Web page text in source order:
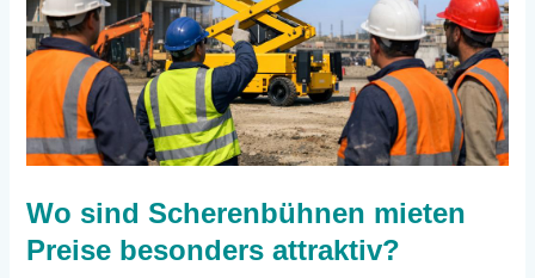
Wo sind Scherenbühnen mieten
Preise besonders attraktiv?